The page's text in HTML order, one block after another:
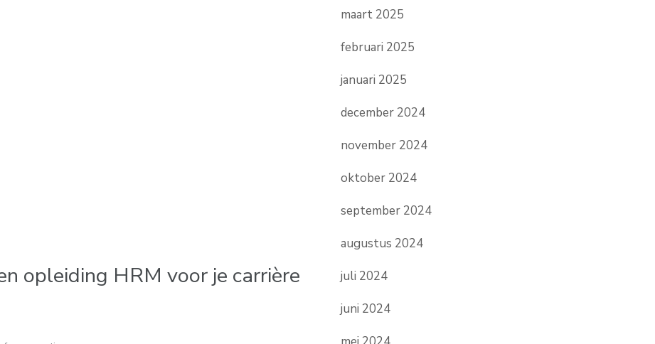
opleiding HRM voor je carrière
maart 2025
februari 2025
januari 2025
december 2024
november 2024
oktober 2024
september 2024
augustus 2024
juli 2024
juni 2024